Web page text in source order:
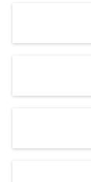
S
und den daraus
Rebe und